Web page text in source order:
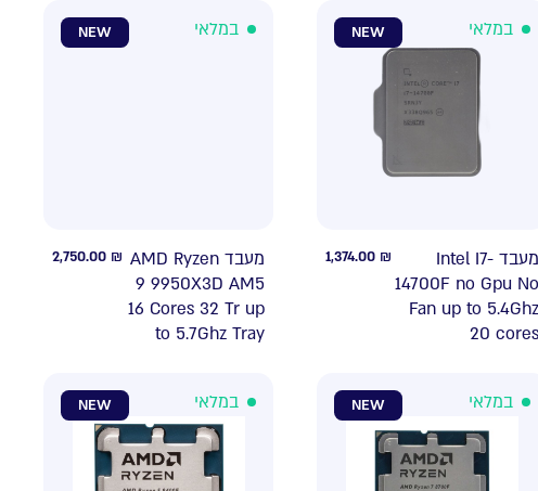
NEW במלאי
מעבד Intel I7-
14700F no Gpu No
Fan up to 5.4Ghz
20 cores
1,374.00 ₪
NEW במלאי
מעבד AMD Ryzen
9 9950X3D AM5
16 Cores 32 Tr up
to 5.7Ghz Tray
2,750.00 ₪
NEW במלאי NEW במלאי